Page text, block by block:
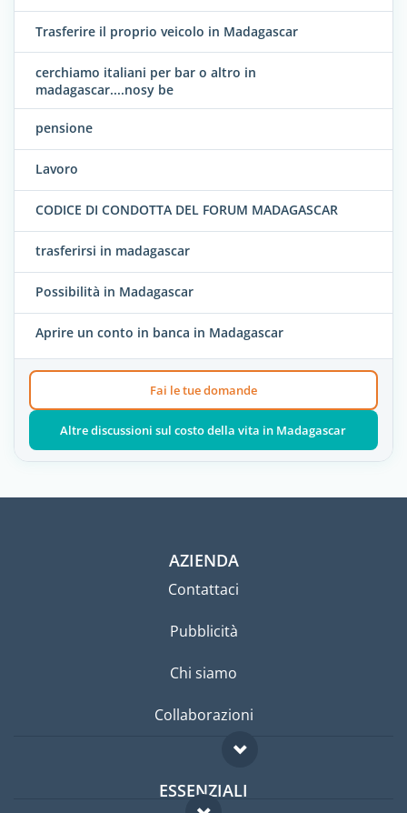
Trasferire il proprio veicolo in Madagascar
cerchiamo italiani per bar o altro in
madagascar....nosy be
pensione
Lavoro
CODICE DI CONDOTTA DEL FORUM MADAGASCAR
trasferirsi in madagascar
Possibilità in Madagascar
Aprire un conto in banca in Madagascar
Fai le tue domande
Altre discussioni sul costo della vita in Madagascar
AZIENDA
Contattaci
Pubblicità
Chi siamo
Collaborazioni
ESSENZIALI